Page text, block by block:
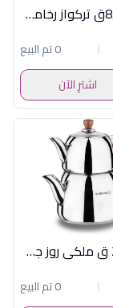
طقم توابل8ق تركواز رخامى باستاندهابى هوم
0 تم البيع
اشترِ الآن
طقم براد 2 ق ملكى روز جولد كوركماز
0 تم البيع